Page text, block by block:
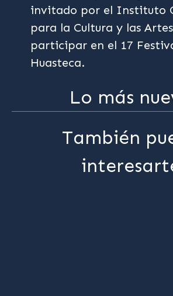
invitado por el Instituto
para la Cultura y las
participar en el 17
Huasteca.
Lo más
También